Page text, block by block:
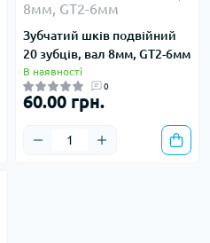
Зубчатий шків подвійний
20 зубців, вал 8мм, GT2-6мм
В наявності
0
60.00 грн.